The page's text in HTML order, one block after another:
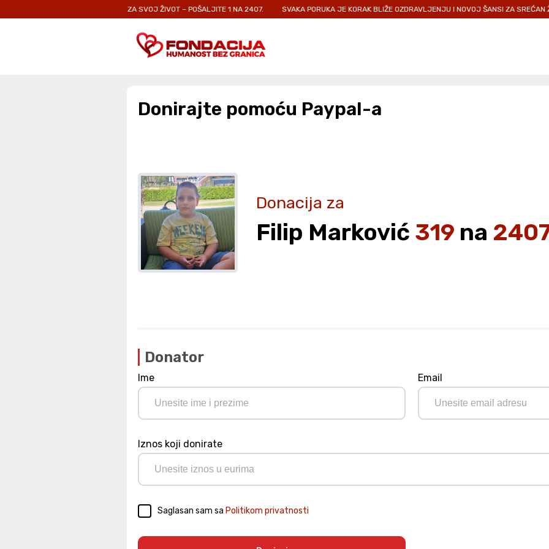
I ODRASLIMA KOJI SE BORE ZA SVOJ ŽIVOT – POŠALJITE 1 NA 2407. SVAKA PORUKA JE KORAK BLIŽE OZDRAVLJENJU I NOVOJ ŠANSI ZA SREĆAN
Donirajte pomoću Paypal-a
Donacija za
Filip Marković 319 na
Donator
Ime Email
Iznos koji donirate
Saglasan sam sa Politikom privatnosti